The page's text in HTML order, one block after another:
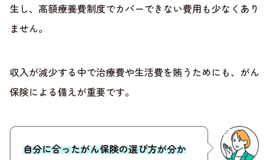
生し、高額療養費制度でカバーできない費用も少なくあり
ません。
収入が減少する中で治療費や生活費を賄うためにも、がん
保険による備えが重要です。
自分に合ったがん保険の選び方が分か